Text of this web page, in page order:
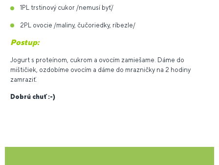
1PL trstinový cukor /nemusí byť/
2PL ovocie /maliny, čučoriedky, ríbezle/
Postup:
Jogurt s proteínom, cukrom a ovocím zamiešame. Dáme do
mištičiek, ozdobíme ovocím a dáme do mrazničky na 2 hodiny
zamraziť.
Dobrú chuť :-)